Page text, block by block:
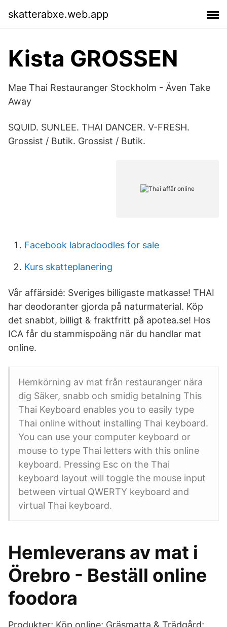
skatterabxe.web.app
Kista GROSSEN
Mae Thai Restauranger Stockholm - Även Take
Away
SQUID. SUNLEE. THAI DANCER. V-FRESH.
Grossist / Butik. Grossist / Butik.
Facebook labradoodles for sale
Kurs skatteplanering
Vår affärsidé: Sveriges billigaste matkasse! THAI
har deodoranter gjorda på naturmaterial. Köp
det snabbt, billigt & fraktfritt på apotea.se! Hos
ICA får du stammispoäng när du handlar mat
online.
Hemkörning av mat från restauranger nära
dig Säker, snabb och smidig betalning This
Thai Keyboard enables you to easily type
Thai online without installing Thai keyboard.
You can use your computer keyboard or
mouse to type Thai letters with this online
keyboard. Pressing Esc on the Thai
keyboard layout will toggle the mouse input
between virtual QWERTY keyboard and
virtual Thai keyboard.
Hemleverans av mat i
Örebro - Beställ online
foodora
Produkter; Köp online; Gräsmatta & Trädgård;